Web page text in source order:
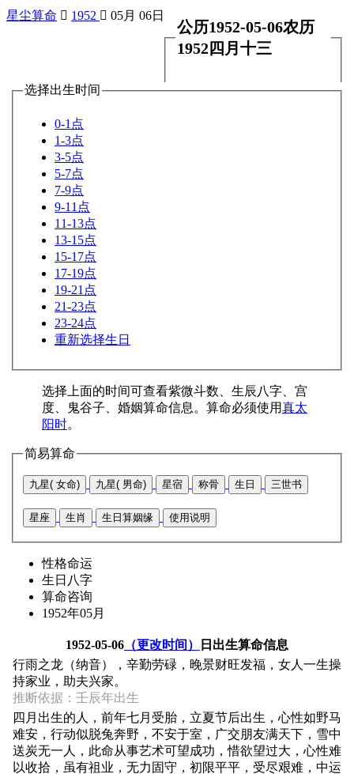
星尘算命  1952  05月 06日
公历1952-05-06农历
1952四月十三
选择出生时间
0-1点
1-3点
3-5点
5-7点
7-9点
9-11点
11-13点
13-15点
15-17点
17-19点
19-21点
21-23点
23-24点
重新选择生日
选择上面的时间可查看紫微斗数、生辰八字、宫
度、鬼谷子、婚姻算命信息。算命必须使用真太
阳时。
简易算命
九星( 女命) 九星( 男命) 星宿 称骨 生日 三世书
星座 生肖 生日算姻缘 使用说明
性格命运
生日八字
算命咨询
1952年05月
1952-05-06 （更改时间）
日出生算命信息
行雨之龙（纳音），辛勤劳碌，晚景财旺发福，女人一生操
持家业，助夫兴家。
推断依据：壬辰年出生
四月出生的人，前年七月受胎，立夏节后出生，心性如野马
难安，行动似脱兔奔野，不安于室，广交朋友满天下，雪中
送炭无一人，此命从事艺术可望成功，惜欲望过大，心性难
以收拾，虽有祖业，无力固守，初限平平，受尽艰难，中运